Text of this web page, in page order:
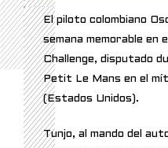
El piloto colombiano
semana memorable en
Challenge, disputado
Petit Le Mans en el
(Estados Unidos).
Tunjo, al mando del